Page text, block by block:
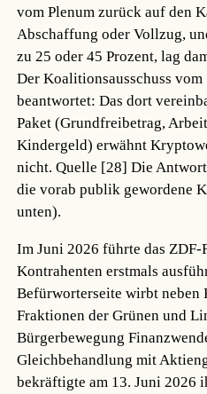
vom Plenum zurück auf den
Abschaffung oder Vollzug,
zu 25 oder 45 Prozent, lag
Der Koalitionsausschuss
beantwortet: Das dort
Paket (Grundfreibetrag,
Kindergeld) erwähnt
nicht.Quelle [28] Die
die vorab publik gewordene
unten).
Im Juni 2026 führte das
Kontrahenten erstmals
Befürworterseite wirbt neben
Fraktionen der Grünen und
Bürgerbewegung
Gleichbehandlung mit
bekräftigte am 13. Juni 2026